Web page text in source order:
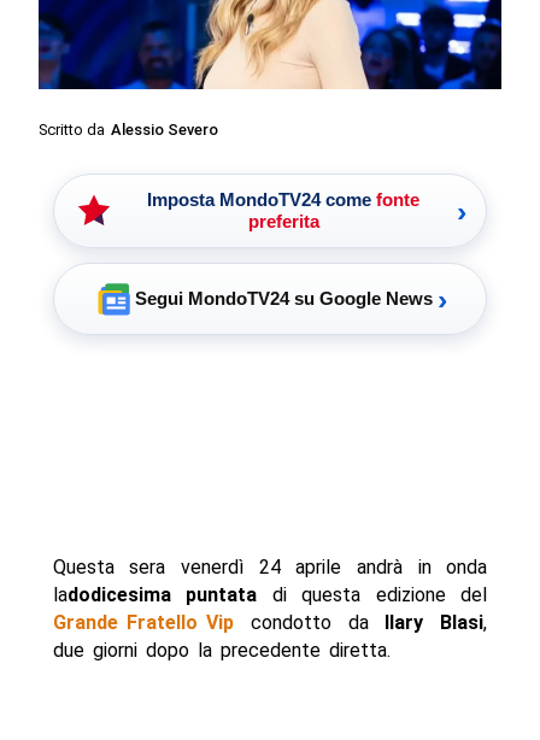
Scritto da Alessio Severo
Imposta MondoTV24 come fonte
preferita
›
Segui MondoTV24 su Google News ›
Questa sera venerdì 24 aprile andrà in onda
ladodicesima puntata di questa edizione del
Grande Fratello Vipcondotto da Ilary Blasi,
due giorni dopo la precedente diretta.